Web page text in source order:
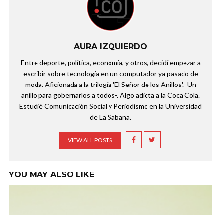
AURA IZQUIERDO
Entre deporte, política, economía, y otros, decidí empezar a
escribir sobre tecnología en un computador ya pasado de
moda. Aficionada a la trilogía 'El Señor de los Anillos'. -Un
anillo para gobernarlos a todos-. Algo adicta a la Coca Cola.
Estudié Comunicación Social y Periodismo en la Universidad
de La Sabana.
VIEW ALL POSTS
YOU MAY ALSO LIKE